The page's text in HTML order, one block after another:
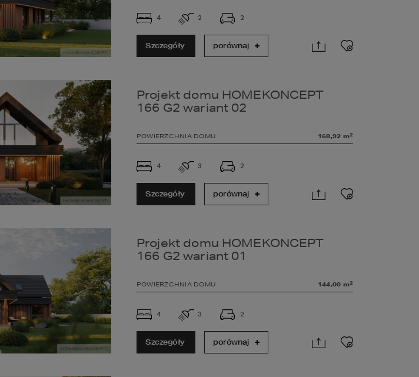
4 2 2
Szczegóły porównaj
Projekt domu HOMEKONCEPT
166 G2 wariant 02
POWIERZCHNIA DOMU 168,92 m2
4 3 2
Szczegóły porównaj
Projekt domu HOMEKONCEPT
166 G2 wariant 01
POWIERZCHNIA DOMU 144,00 m2
4 3 2
Szczegóły porównaj